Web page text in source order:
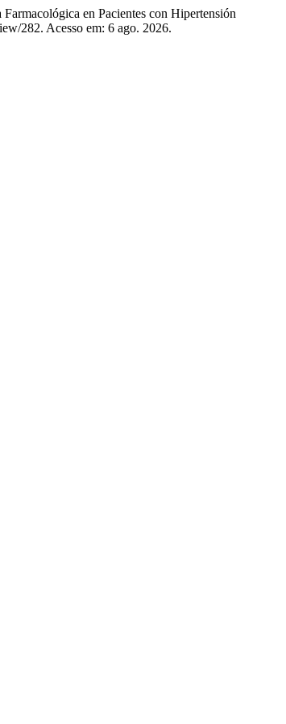
en Pacientes con Hipertensión
282. Acesso em: 6 ago. 2026.